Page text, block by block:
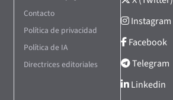
Contacto
Política de privacidad
Política de IA
Directrices editoriales
Instagram
Facebook
Telegram
Linkedin